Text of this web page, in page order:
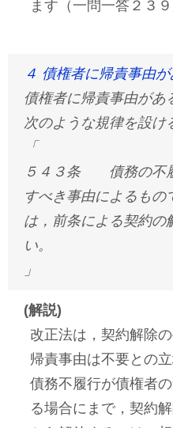
ます（一問一答２３９
４ 債権者に帰責事由
債権者に帰責事由があ
次のような規律を設け
「
５４３条 債務の不
すべき事由によるもの
は，前条による契約の
い。
」
(解説)
改正法は，契約解除
帰責事由は不要との
債務不履行が債権者
る場合にまで，契約